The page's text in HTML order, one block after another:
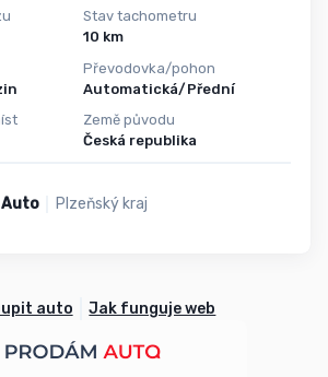
Stav tachometru
10 km
Převodovka/pohon
Automatická/Přední
Země původu
Česká republika
Auto Plzeňský kraj
auto Jak funguje web